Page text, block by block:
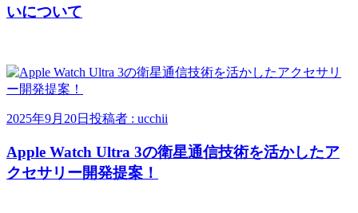
いについて
2025年9月20日 投稿者 : ucchii
Apple Watch Ultra 3の衛星通信技術を活かしたア
クセサリー開発提案！